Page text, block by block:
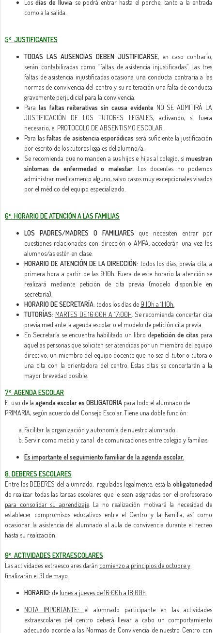
Losdías de lluvia se podrá entrar hasta el porche, tanto a la entrada
como a la salida.
5º. JUSTIFICANTES
TODAS LAS AUSENCIAS DEBEN JUSTIFICARSE, en caso contrario,
serán contabilizadas como “faltas de asistencia injustificadas”. Las tres
faltas de asistencia injustificadas ocasiona una conducta contraria a las
normas de convivencia del centro y su reiteración una falta de conducta
gravemente perjudicial para la convivencia.
Para las faltas reiterativas sin causa evidente NO SE ADMITIRÁ LA
JUSTIFICACIÓN DE LOS TUTORES LEGALES, activando, si fuera
necesario, el PROTOCOLO DE ABSENTISMO ESCOLAR.
Para las faltas de asistencia esporádicas será suficiente la justificación
por escrito de los tutores legales del alumno/a.
Se recomienda que no manden a sus hijos e hijas al colegio, si muestran
síntomas de enfermedad o malestar. Los docentes no podemos
administrar medicamento alguno, salvo casos muy excepcionales visados
por el médico del equipo especializado.
6º. HORARIO DE ATENCIÓN A LAS FAMILIAS
LOS PADRES/MADRES O FAMILIARES que necesiten entrar por
cuestiones relacionadas con dirección o AMPA, accederán una vez los
alumnos/as estén en clase.
HORARIO DE ATENCIÓN DE LA DIRECCIÓN: todos los días, previa cita, a
primera hora a partir de las 9:10h. Fuera de este horario la atención se
realizará mediante petición de cita previa (modelo disponible en
secretaría).
HORARIO DE SECRETARÍA: todos los días de 9:10h a 11:10h.
TUTORÍAS: MARTES DE 16:00H A 17:00H . Se recomienda concertar cita
previa mediante la agenda escolar o el modelo de petición cita previa.
En Secretaría se encuentra habilitado un libro depetición de citas para
aquellas personas que soliciten ser atendidas por un miembro del equipo
directivo; un miembro del equipo docente que no sea el tutor o tutora o
una cita con la orientadora del centro. Estas citas se concertarán a la
mayor brevedad posible.
7º. AGENDA ESCOLAR
El uso de la agenda escolar es OBLIGATORIA para todo el alumnado de
PRIMARIA, según acuerdo del Consejo Escolar. Tiene una doble función:
Facilitar la organización y autonomía de nuestro alumnado.
Servir como medio y canal de comunicaciones entre colegio y familias.
Es importante el seguimiento familiar de la agenda escolar.
8. DEBERES ESCOLARES
Entre los DEBERES del alumnado, regulados legalmente, está la obligatoriedad
de realizar todas las tareas escolares que le sean asignadas por el profesorado
para consolidar su aprendizaje. La no realización motivará la necesidad de
establecer compromisos educativos entre el Centro y la Familia, así como
ocasionar la asistencia del alumnado al aula de convivencia durante el recreo
hasta su realización.
9º. ACTIVIDADES EXTRAESCOLARES
Las actividades extraescolares darán comienzo a principios de octubre y
finalizarán el 31 de mayo.
HORARIO: de lunes a jueves de 16:00h a 18:00h.
NOTA IMPORTANTE: el alumnado participante en las actividades
extraescolares del centro deberá llevar a cabo un comportamiento
adecuado acorde a las Normas de Convivencia de nuestro Centro con